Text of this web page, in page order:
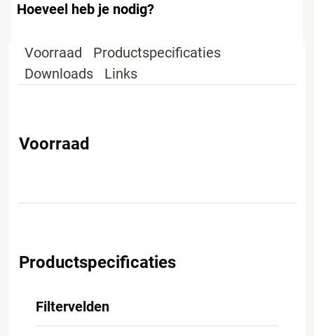
Hoeveel heb je nodig?
Voorraad
Productspecificaties
Downloads
Links
Voorraad
Productspecificaties
Filtervelden